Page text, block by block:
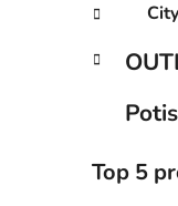
Top 5